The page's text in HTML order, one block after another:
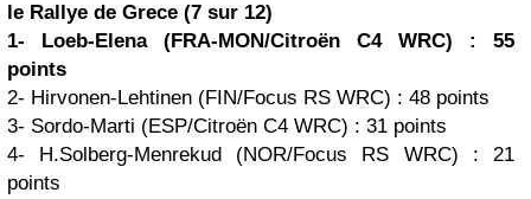
le Rallye de Grece (7 sur 12)
1- Loeb-Elena (FRA-MON/Citroën C4 WRC) : 55
points
2- Hirvonen-Lehtinen (FIN/Focus RS WRC) : 48 points
3- Sordo-Marti (ESP/Citroën C4 WRC) : 31 points
4- H.Solberg-Menrekud (NOR/Focus RS WRC) : 21
points